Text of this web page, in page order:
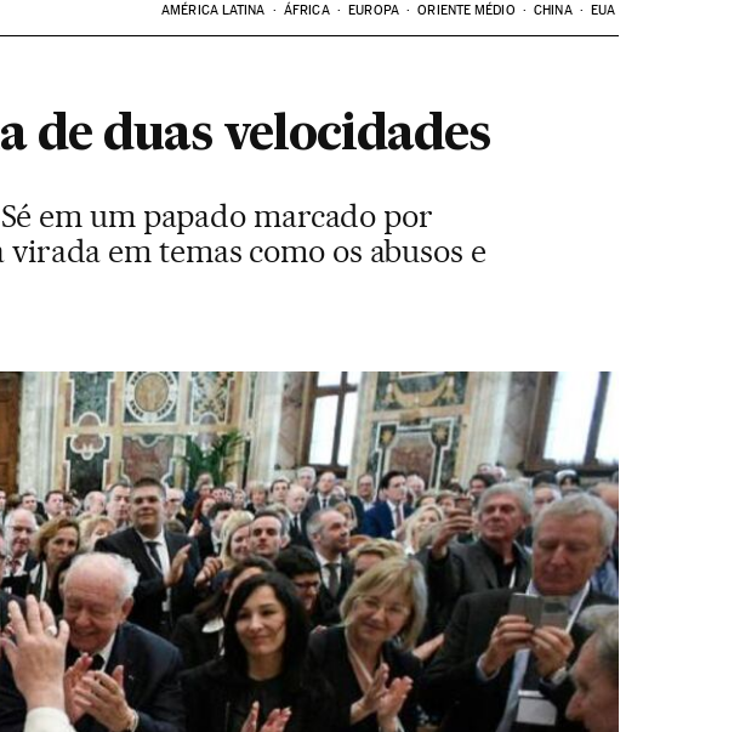
AMÉRICA LATINA ÁFRICA EUROPA ORIENTE MÉDIO CHINA EUA
de duas velocidades
em um papado marcado por
em temas como os abusos e